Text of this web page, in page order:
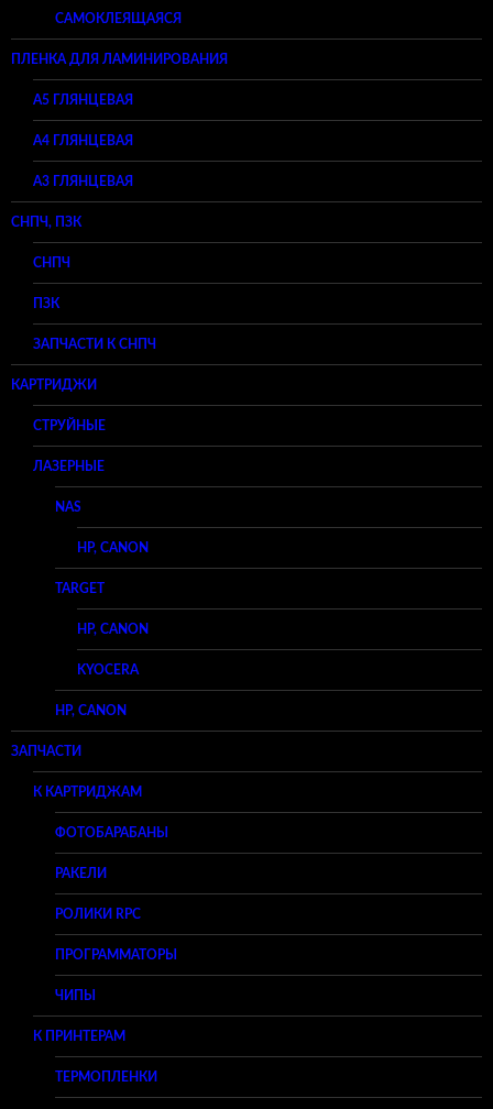
САМОКЛЕЯЩАЯСЯ
ПЛЕНКА ДЛЯ ЛАМИНИРОВАНИЯ
A5 ГЛЯНЦЕВАЯ
А4 ГЛЯНЦЕВАЯ
A3 ГЛЯНЦЕВАЯ
СНПЧ, ПЗК
СНПЧ
ПЗК
ЗАПЧАСТИ К СНПЧ
КАРТРИДЖИ
СТРУЙНЫЕ
ЛАЗЕРНЫЕ
NAS
HP, CANON
TARGET
HP, CANON
KYOCERA
HP, CANON
ЗАПЧАСТИ
К КАРТРИДЖАМ
ФОТОБАРАБАНЫ
РАКЕЛИ
РОЛИКИ RPC
ПРОГРАММАТОРЫ
ЧИПЫ
К ПРИНТЕРАМ
ТЕРМОПЛЕНКИ